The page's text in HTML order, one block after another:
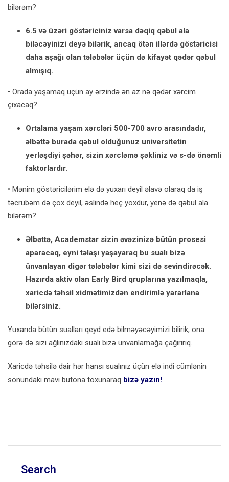
bilərəm?
6.5 və üzəri göstəriciniz varsa dəqiq qəbul ala
biləcəyinizi deyə bilərik, ancaq ötən illərdə göstəricisi
daha aşağı olan tələbələr üçün də kifayət qədər qəbul
almışıq.
• Orada yaşamaq üçün ay ərzində ən az nə qədər xərcim
çıxacaq?
Ortalama yaşam xərcləri 500-700 avro arasındadır,
əlbəttə burada qəbul olduğunuz universitetin
yerləşdiyi şəhər, sizin xərcləmə şəkliniz və s-də önəmli
faktorlardır.
• Mənim göstəricilərim elə də yuxarı deyil əlavə olaraq da iş
təcrübəm də çox deyil, əslində heç yoxdur, yenə də qəbul ala
bilərəm?
Əlbəttə, Academstar sizin əvəzinizə bütün prosesi
aparacaq, eyni təlaşı yaşayaraq bu sualı bizə
ünvanlayan digər tələbələr kimi sizi də sevindirəcək.
Hazırda aktiv olan Early Bird qruplarına yazılmaqla,
xaricdə təhsil xidmətimizdən endirimlə yararlana
bilərsiniz.
Yuxarıda bütün sualları qeyd edə bilməyəcəyimizi bilirik, ona
görə də sizi ağlınızdakı sualı bizə ünvanlamağa çağırırıq.
Xaricdə təhsilə dair hər hansı sualınız üçün elə indi cümlənin
sonundakı mavi butona toxunaraq bizə yazın!
Search